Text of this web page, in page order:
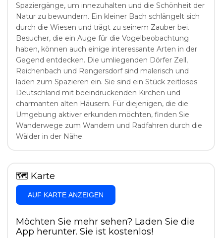
Spaziergänge, um innezuhalten und die Schönheit der
Natur zu bewundern. Ein kleiner Bach schlängelt sich
durch die Wiesen und trägt zu seinem Zauber bei.
Besucher, die ein Auge für die Vogelbeobachtung
haben, können auch einige interessante Arten in der
Gegend entdecken. Die umliegenden Dörfer Zell,
Reichenbach und Rengersdorf sind malerisch und
laden zum Spazieren ein. Sie sind ein Stück zeitloses
Deutschland mit beeindruckenden Kirchen und
charmanten alten Häusern. Für diejenigen, die die
Umgebung aktiver erkunden möchten, finden Sie
Wanderwege zum Wandern und Radfahren durch die
Wälder in der Nähe.
🗺 Karte
AUF KARTE ANZEIGEN
Möchten Sie mehr sehen? Laden Sie die
App herunter. Sie ist kostenlos!